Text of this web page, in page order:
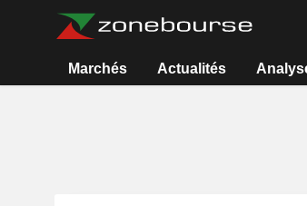
Marchés Actualités